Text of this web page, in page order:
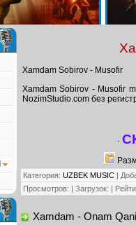
Xamdam Sobirov - Musofir
Xamdam Sobirov - Musofir
NozimStudio.com без
·
Категория: UZBEK MUSIC |
Просмотров: | Загрузок: |
Xamdam - Onam